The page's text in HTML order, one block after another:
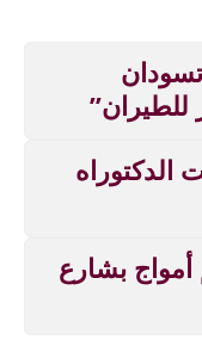
الدكتوراه
بشارع